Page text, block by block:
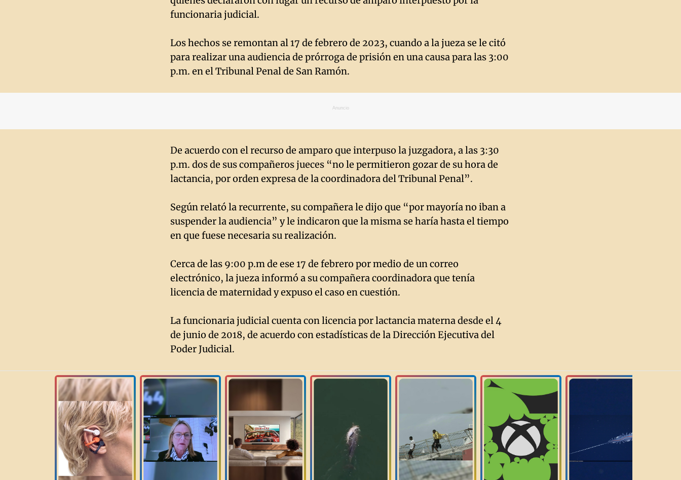
funcionaria judicial.
Los hechos se remontan al 17 de febrero de 2023, cuando a la jueza se le citó
para realizar una audiencia de prórroga de prisión en una causa para las 3:00
p.m. en el Tribunal Penal de San Ramón.
Anuncio
De acuerdo con el recurso de amparo que interpuso la juzgadora, a las 3:30
p.m. dos de sus compañeros jueces “no le permitieron gozar de su hora de
lactancia, por orden expresa de la coordinadora del Tribunal Penal”.
Según relató la recurrente, su compañera le dijo que “por mayoría no iban a
suspender la audiencia” y le indicaron que la misma se haría hasta el tiempo
en que fuese necesaria su realización.
Cerca de las 9:00 p.m de ese 17 de febrero por medio de un correo
electrónico, la jueza informó a su compañera coordinadora que tenía
licencia de maternidad y expuso el caso en cuestión.
La funcionaria judicial cuenta con licencia por lactancia materna desde el 4
de junio de 2018, de acuerdo con estadísticas de la Dirección Ejecutiva del
Poder Judicial.